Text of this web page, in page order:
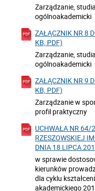
Zarządzanie,
ogólnoakademicki
ZAŁĄCZNIK NR 8
KB, PDF)
Zarządzanie,
ogólnoakademicki
ZAŁĄCZNIK NR 9
KB, PDF)
Zarządzanie w
profil praktyczny
UCHWAŁA NR 64/
RZESZOWSKIEJ
DNIA 18 LIPCA
w sprawie
kierunków
dla cyklu
akademickiego